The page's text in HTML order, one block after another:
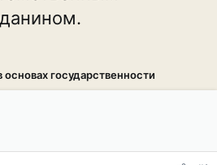
государственности